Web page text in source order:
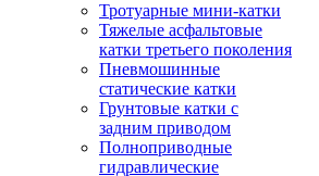
Тротуарные мини-катки
Тяжелые асфальтовые
катки третьего поколения
Пневмошинные
статические катки
Грунтовые катки с
задним приводом
Полноприводные
гидравлические